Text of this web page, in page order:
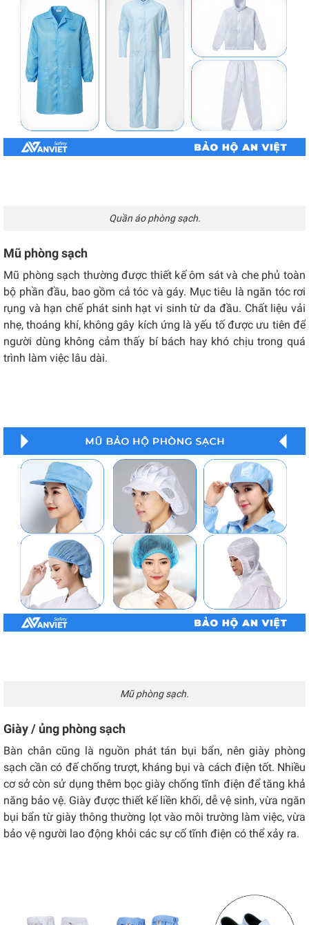
Quần áo phòng sạch.
Mũ phòng sạch
Mũ phòng sạch thường được thiết kế ôm sát và che phủ toàn
bộ phần đầu, bao gồm cả tóc và gáy. Mục tiêu là ngăn tóc rơi
rụng và hạn chế phát sinh hạt vi sinh từ da đầu. Chất liệu vải
nhẹ, thoáng khí, không gây kích ứng là yếu tố được ưu tiên để
người dùng không cảm thấy bí bách hay khó chịu trong quá
trình làm việc lâu dài.
Mũ phòng sạch.
Giày / ủng phòng sạch
Bàn chân cũng là nguồn phát tán bụi bẩn, nên giày phòng
sạch cần có đế chống trượt, kháng bụi và cách điện tốt. Nhiều
cơ sở còn sử dụng thêm bọc giày chống tĩnh điện để tăng khả
năng bảo vệ. Giày được thiết kế liền khối, dễ vệ sinh, vừa ngăn
bụi bẩn từ giày thông thường lọt vào môi trường làm việc, vừa
bảo vệ người lao động khỏi các sự cố tĩnh điện có thể xảy ra.